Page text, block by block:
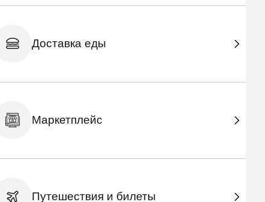
Доставка еды
Маркетплейс
Путешествия и билеты